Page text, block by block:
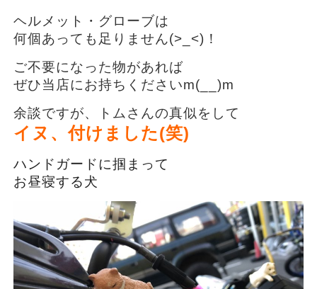
ヘルメット・グローブは
何個あっても足りません(>_<)！
ご不要になった物があれば
ぜひ当店にお持ちくださいm(__)m
余談ですが、トムさんの真似をして
イヌ、付けました(笑)
ハンドガードに掴まって
お昼寝する犬